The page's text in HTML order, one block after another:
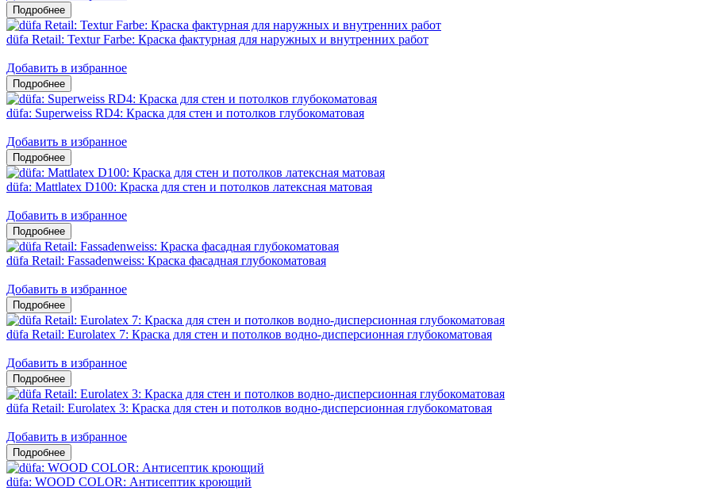
düfa Retail: Textur Farbe: Краска фактурная для наружных и внутренних работ
Добавить в избранное
düfa: Superweiss RD4: Краска для стен и потолков глубокоматовая
Добавить в избранное
düfa: Mattlatex D100: Краска для стен и потолков латексная матовая
Добавить в избранное
düfa Retail: Fassadenweiss: Краска фасадная глубокоматовая
Добавить в избранное
düfa Retail: Eurolatex 7: Краска для стен и потолков водно-дисперсионная глубокоматовая
Добавить в избранное
düfa Retail: Eurolatex 3: Краска для стен и потолков водно-дисперсионная глубокоматовая
Добавить в избранное
düfa: WOOD COLOR: Антисептик кроющий